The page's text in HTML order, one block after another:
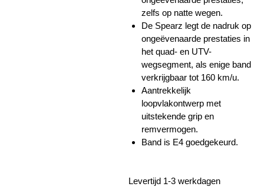
zelfs op natte wegen.
De Spearz legt de nadruk op
ongeëvenaarde prestaties in
het quad- en UTV-
wegsegment, als enige band
verkrijgbaar tot 160 km/u.
Aantrekkelijk
loopvlakontwerp met
uitstekende grip en
remvermogen.
Band is E4 goedgekeurd.
Levertijd 1-3 werkdagen